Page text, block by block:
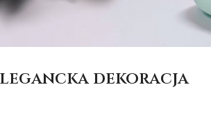
dekoracja